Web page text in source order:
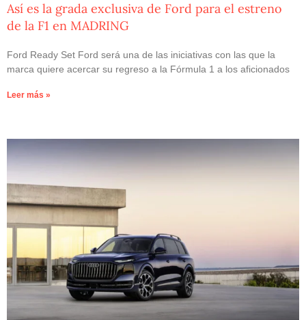
Así es la grada exclusiva de Ford para el estreno
de la F1 en MADRING
Ford Ready Set Ford será una de las iniciativas con las que la
marca quiere acercar su regreso a la Fórmula 1 a los aficionados
Leer más »